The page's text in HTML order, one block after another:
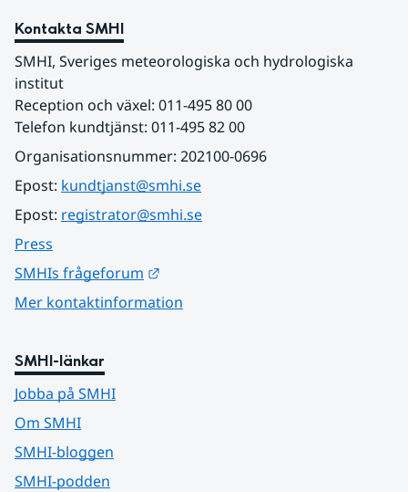
Kontakta SMHI
SMHI, Sveriges meteorologiska och hydrologiska
institut
Reception och växel: 011-495 80 00
Telefon kundtjänst: 011-495 82 00
Organisationsnummer: 202100-0696
Epost: kundtjanst@smhi.se
Epost: registrator@smhi.se
Press
SMHIs frågeforum
Mer kontaktinformation
SMHI-länkar
Jobba på SMHI
Om SMHI
SMHI-bloggen
SMHI-podden